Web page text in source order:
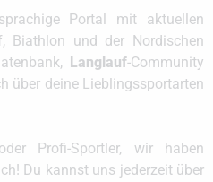
Portal mit aktuellen
Biathlon und der Nordischen
Langlauf-Community
über deine Lieblingssportarten
Profi-Sportler, wir haben
Du kannst uns jederzeit über